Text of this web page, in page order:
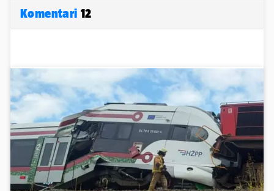
Komentari 12